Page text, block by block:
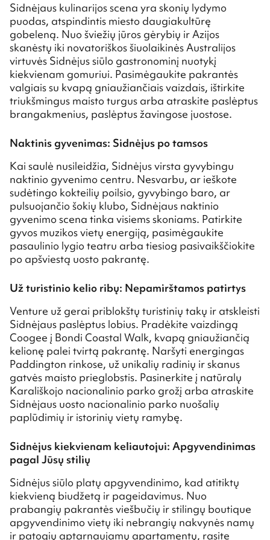
Sidnėjaus kulinarijos scena yra skonių lydymo
puodas, atspindintis miesto daugiakultūrę
gobeleną. Nuo šviežių jūros gėrybių ir Azijos
skanėstų iki novatoriškos šiuolaikinės Australijos
virtuvės Sidnėjus siūlo gastronominį nuotykį
kiekvienam gomuriui. Pasimėgaukite pakrantės
valgiais su kvapą gniaužiančiais vaizdais, ištirkite
triukšmingus maisto turgus arba atraskite paslėptus
brangakmenius, paslėptus žavingose juostose.
Naktinis gyvenimas: Sidnėjus po tamsos
Kai saulė nusileidžia, Sidnėjus virsta gyvybingu
naktinio gyvenimo centru. Nesvarbu, ar ieškote
sudėtingo kokteilių poilsio, gyvybingo baro, ar
pulsuojančio šokių klubo, Sidnėjaus naktinio
gyvenimo scena tinka visiems skoniams. Patirkite
gyvos muzikos vietų energiją, pasimėgaukite
pasaulinio lygio teatru arba tiesiog pasivaikščiokite
po apšviestą uosto pakrantę.
Už turistinio kelio ribų: Nepamirštamos patirtys
Venture už gerai priblokštų turistinių takų ir atskleisti
Sidnėjaus paslėptus lobius. Pradėkite vaizdingą
Coogee į Bondi Coastal Walk, kvapą gniaužiančią
kelionę palei tvirtą pakrantę. Naršyti energingas
Paddington rinkose, už unikalių radinių ir skanus
gatvės maisto prieglobstis. Pasinerkite į natūralų
Karališkojo nacionalinio parko grožį arba atraskite
Sidnėjaus uosto nacionalinio parko nuošalių
paplūdimių ir istorinių vietų ramybę.
Sidnėjus kiekvienam keliautojui: Apgyvendinimas
pagal Jūsų stilių
Sidnėjus siūlo platų apgyvendinimo, kad atitiktų
kiekvieną biudžetą ir pageidavimus. Nuo
prabangių pakrantės viešbučių ir stilingų boutique
apgyvendinimo vietų iki nebrangių nakvynės namų
ir patogių aptarnaujamų apartamentų, rasite